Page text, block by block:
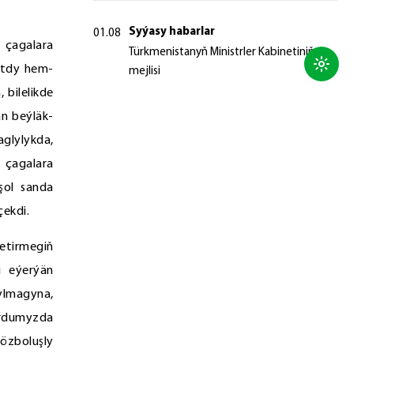
hem-
bilelikde
beýläk-
çagalara
sanda
eýerýän
01.08
Syýasy habarlar
Türkmenistanyň Ministrler Kabinetiniň
mejlisi